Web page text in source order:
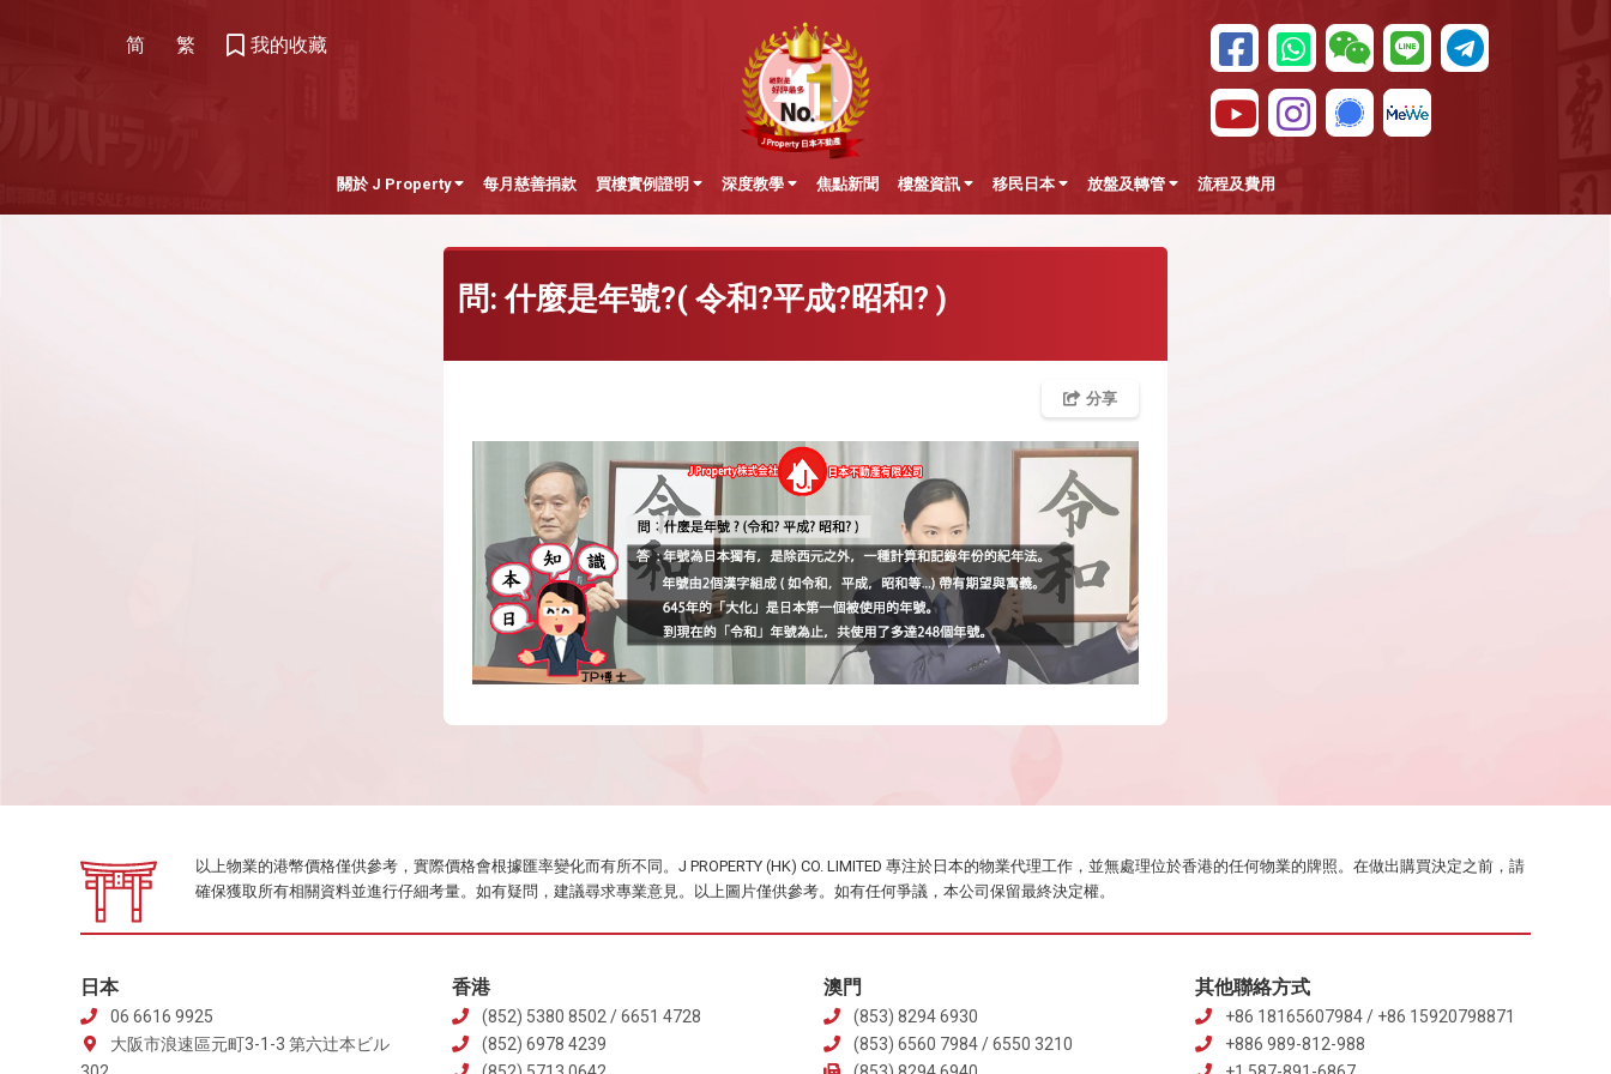
简 繁 我的收藏
關於 J Property 每月慈善捐款 買樓實例證明 深度教學 焦點新聞 樓盤資訊 移民日本 放盤及轉管 流程及費用
問: 什麼是年號?( 令和?平成?昭和? )
分享
以上物業的港幣價格僅供參考，實際價格會根據匯率變化而有所不同。J PROPERTY (HK) CO. LIMITED 專注於日本的物業代理工作，並無處理位於香港的任何物業的牌照。在做出購買決定之前，請
確保獲取所有相關資料並進行仔細考量。如有疑問，建議尋求專業意見。以上圖片僅供參考。如有任何爭議，本公司保留最終決定權。
日本
06 6616 9925
大阪市浪速區元町3-1-3 第六辻本ビル
香港
(852) 5380 8502 / 6651 4728
(852) 6978 4239
澳門
(853) 8294 6930
(853) 6560 7984 / 6550 3210
其他聯絡方式
+86 18165607984 / +86 15920798871
+886 989-812-988